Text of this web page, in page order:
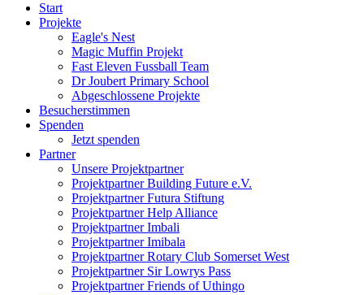
Start
Projekte
Eagle's Nest
Magic Muffin Projekt
Fast Eleven Fussball Team
Dr Joubert Primary School
Abgeschlossene Projekte
Besucherstimmen
Spenden
Jetzt spenden
Partner
Unsere Projektpartner
Projektpartner Building Future e.V.
Projektpartner Futura Stiftung
Projektpartner Help Alliance
Projektpartner Imbali
Projektpartner Imibala
Projektpartner Rotary Club Somerset West
Projektpartner Sir Lowrys Pass
Projektpartner Friends of Uthingo